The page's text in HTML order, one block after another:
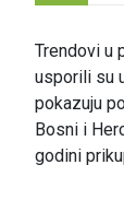
Trendovi u
usporili su
pokazuju
Bosni i
godini